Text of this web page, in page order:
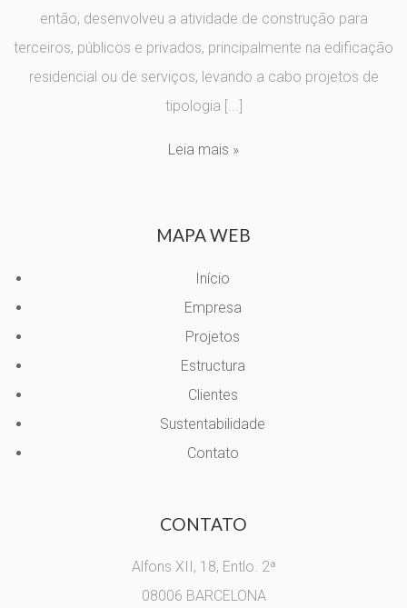
então, desenvolveu a atividade de construção para
terceiros, públicos e privados, principalmente na edificação
residencial ou de serviços, levando a cabo projetos de
tipologia [...]
Leia mais »
MAPA WEB
Início
Empresa
Projetos
Estructura
Clientes
Sustentabilidade
Contato
CONTATO
Alfons XII, 18, Entlo. 2ª
08006 BARCELONA